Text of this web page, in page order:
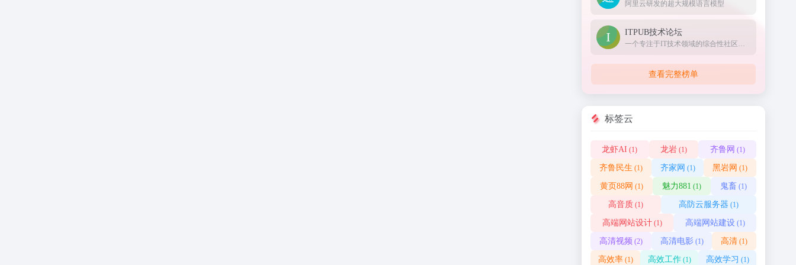
阿里云研发的超大规模语言模型
ITPUB技术论坛
查看完整榜单
标签云
龙虾AI (1) 龙岩 (1) 齐鲁网 (1)
齐鲁民生 (1) 齐家网 (1) 黑岩网 (1)
黄页88网 (1) 魅力881 (1) 鬼畜 (1)
高音质 (1) 高防云服务器 (1)
高端网站设计(1) 高端网站建设(1)
高清视频 (2) 高清电影 (1) 高清 (1)
高效率(1) 高效工作(1) 高效学习 (1)